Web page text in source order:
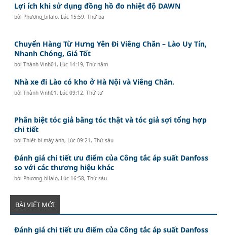
Lợi ích khi sử dụng đồng hồ đo nhiệt độ DAWN
bởi Phương_bilalo, Lúc 15:59, Thứ ba
Chuyển Hàng Từ Hưng Yên Đi Viêng Chăn – Lào Uy Tín,
Nhanh Chóng, Giá Tốt
bởiThành Vinh01, Lúc 14:19, Thứ năm
Nhà xe đi Lào có kho ở Hà Nội và Viêng Chăn.
bởiThành Vinh01, Lúc 09:12, Thứ tư
Phân biệt tóc giả bằng tóc thật và tóc giả sợi tổng hợp
chi tiết
bởiThiết bị máy ảnh, Lúc 09:21, Thứ sáu
Đánh giá chi tiết ưu điểm của Công tắc áp suất Danfoss
so với các thương hiệu khác
bởi Phương_bilalo, Lúc 16:58, Thứ sáu
BÀI VIẾT MỚI
Đánh giá chi tiết ưu điểm của Công tắc áp suất Danfoss